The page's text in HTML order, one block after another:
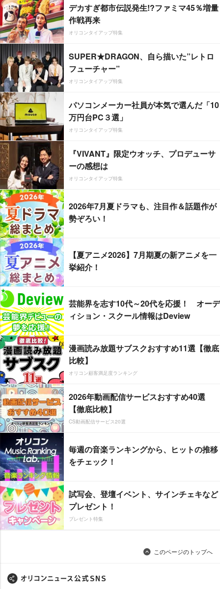
デカすぎ都市伝説発生!?ファミマ45％増量
作戦再来
オリコンタイアップ特集
SUPER★DRAGON、自ら描いた”レトロ
フューチャー”
オリコンタイアップ特集
パソコンメーカー社員が本気で選んだ「10
万円台PC３選」
オリコンタイアップ特集
『VIVANT』限定ウオッチ、プロデューサ
ーの感想は
オリコンタイアップ特集
2026年7月夏ドラマも、注目作＆話題作が
勢ぞろい！
【夏アニメ2026】7月期夏の新アニメを一
挙紹介！
芸能界を志す10代～20代を応援！ オーデ
ィション・スクール情報はDeview
漫画読み放題サブスクおすすめ11選【徹底
比較】
オリコン顧客満足度ランキング
2026年動画配信サービスおすすめ40選
【徹底比較】
CS動画配信サービス20選
毎週の音楽ランキングから、ヒットの推移
をチェック！
試写会、登壇イベント、サインチェキなど
プレゼント！
プレゼント特集
このページのトップへ